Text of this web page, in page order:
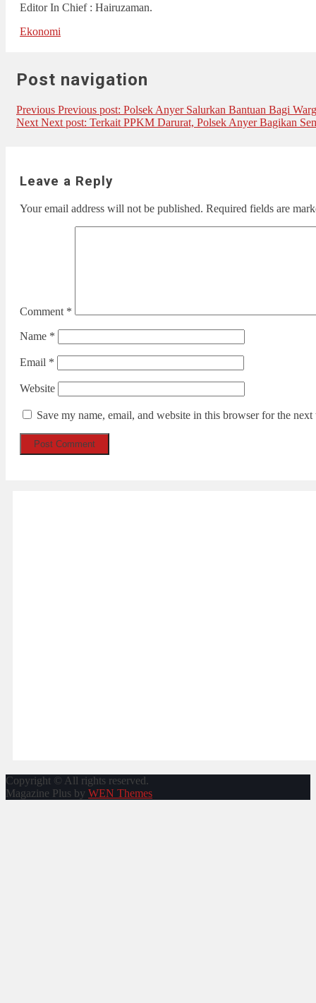
Editor In Chief : Hairuzaman.
Ekonomi
Post navigation
Previous Previous post: Polsek Anyer Salurkan Bantuan Bagi
Next Next post: Terkait PPKM Darurat, Polsek Anyer Bagikan
Leave a Reply
Your email address will not be published. Required fields are
Comment *
Name *
Email *
Website
Save my name, email, and website in this browser for the
Copyright © All rights reserved.
Magazine Plus by WEN Themes